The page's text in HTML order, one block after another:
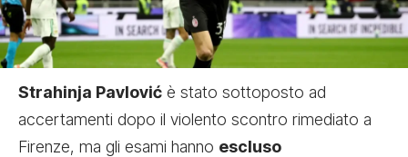
Strahinja Pavlović è stato sottoposto ad
accertamenti dopo il violento scontro rimediato a
Firenze, ma gli esami hanno escluso